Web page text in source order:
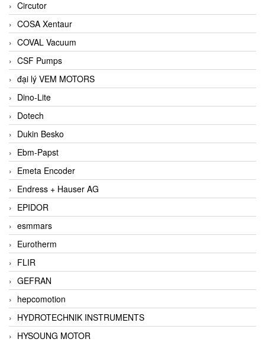
Circutor
COSA Xentaur
COVAL Vacuum
CSF Pumps
đại lý VEM MOTORS
Dino-Lite
Dotech
Dukin Besko
Ebm-Papst
Emeta Encoder
Endress + Hauser AG
EPIDOR
esmmars
Eurotherm
FLIR
GEFRAN
hepcomotion
HYDROTECHNIK INSTRUMENTS
HYSOUNG MOTOR